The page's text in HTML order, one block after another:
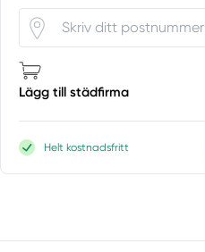
Lägg till städfirma
Helt kostnadsfritt